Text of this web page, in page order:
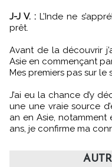
J-J V. : L’Inde ne
prêt.
Avant de la découvrir
Asie en commençant
Mes premiers pas sur
J’ai eu la chance d’y
une une vraie source
an en Asie, notamment
ans, je confirme ma